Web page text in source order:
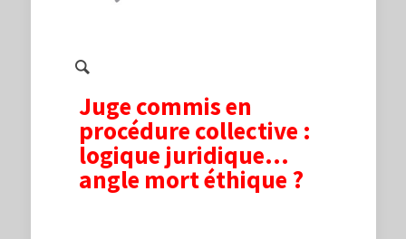
Juge commis en
procédure collective :
logique juridique…
angle mort éthique ?